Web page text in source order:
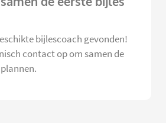
bijlescoach gevonden!
contact op om samen de